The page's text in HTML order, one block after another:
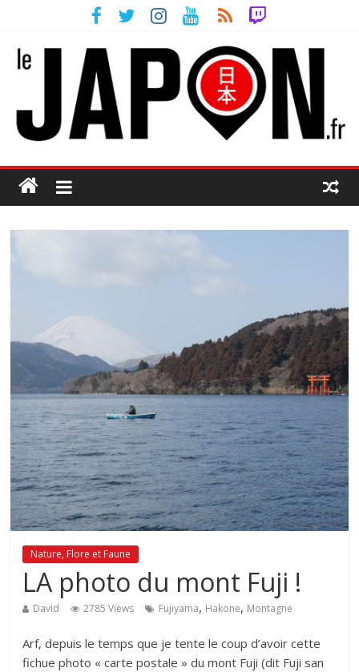
Nature, Flore et Faune
LA photo du mont Fuji !
David 2785 Views Fujiyama, Hakone, Montagne
Arf, depuis le temps que je tente le coup d’avoir cette
fichue photo « carte postale » du mont Fuji (dit Fuji san